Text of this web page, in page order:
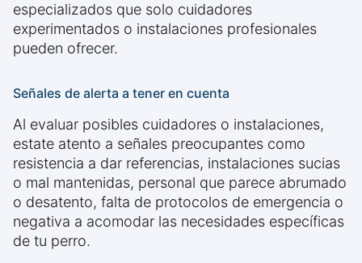
especializados que solo cuidadores
experimentados o instalaciones profesionales
pueden ofrecer.
Señales de alerta a tener en cuenta
Al evaluar posibles cuidadores o instalaciones,
estate atento a señales preocupantes como
resistencia a dar referencias, instalaciones sucias
o mal mantenidas, personal que parece abrumado
o desatento, falta de protocolos de emergencia o
negativa a acomodar las necesidades específicas
de tu perro.